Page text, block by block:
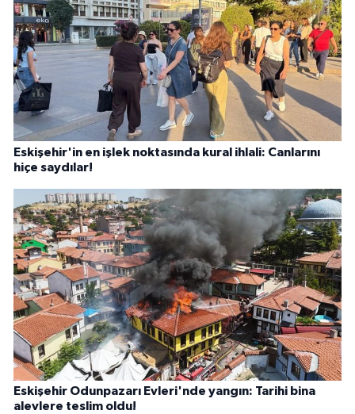
Eskişehir'in en işlek noktasında kural ihlali: Canlarını
hiçe saydılar!
Eskişehir Odunpazarı Evleri'nde yangın: Tarihi bina
alevlere teslim oldu!